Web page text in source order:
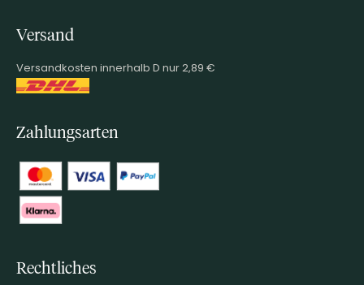
Versand
Versandkosten innerhalb D nur 2,89 €
Zahlungsarten
Rechtliches